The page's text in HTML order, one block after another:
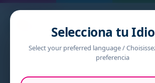
Selecciona tu
Select your preferred language /
preferencia